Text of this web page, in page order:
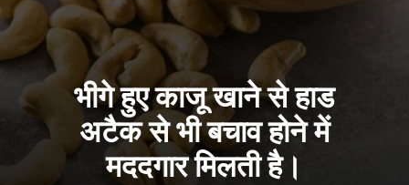
भीगे हुए काजू खाने से हाड
अटैक से भी बचाव होने में
मददगार मिलती है।